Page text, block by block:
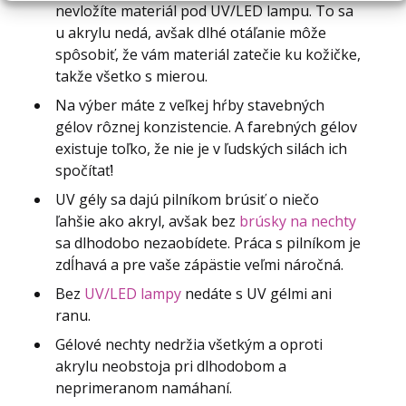
nevložíte materiál pod UV/LED lampu. To sa
u akrylu nedá, avšak dlhé otáľanie môže
spôsobiť, že vám materiál zatečie ku kožičke,
takže všetko s mierou.
Na výber máte z veľkej hŕby stavebných
gélov rôznej konzistencie. A farebných gélov
existuje toľko, že nie je v ľudských silách ich
spočítať!
UV gély sa dajú pilníkom brúsiť o niečo
ľahšie ako akryl, avšak bez brúsky na nechty
sa dlhodobo nezaobídete. Práca s pilníkom je
zdĺhavá a pre vaše zápästie veľmi náročná.
Bez UV/LED lampy nedáte s UV gélmi ani
ranu.
Gélové nechty nedržia všetkým a oproti
akrylu neobstoja pri dlhodobom a
neprimeranom namáhaní.